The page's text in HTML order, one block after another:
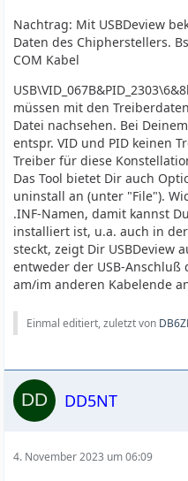
Nachtrag: Mit USBDeview
Daten des Chipherstellers.
COM Kabel
müssen mit den
Datei nachsehen. Bei
entspr. VID und PID keinen
Treiber für diese
Das Tool bietet Dir auch
uninstall an (unter "File").
.INF-Namen, damit kannst
installiert ist, u.a. auch in
steckt, zeigt Dir USBDeview
entweder der USB-Anschluß
am/im anderen Kabelende
Einmal editiert, zuletzt von
DD5NT
4. November 2023 um 06:09